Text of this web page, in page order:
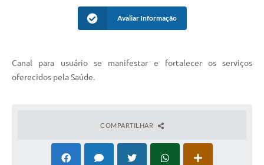
Avaliar Informação
Canal para usuário se manifestar e fortalecer os serviços
oferecidos pela Saúde.
COMPARTILHAR